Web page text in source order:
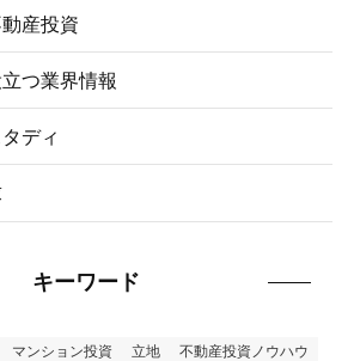
産投資
つ業界情報
ディ
キーワード
マンション投資 立地
不動産投資ノウハウ